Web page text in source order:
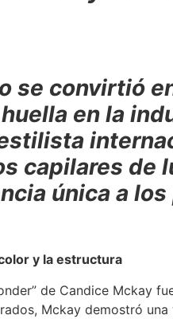
se convirtió
en la
capilares de
única a
y la estructura
de Candice Mckay
Mckay demostró